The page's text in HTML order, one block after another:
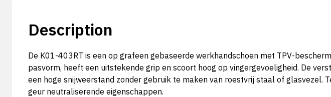
Description
De K01-403RT is een op grafeen gebaseerde werkhandschoen met TPV-
pasvorm, heeft een uitstekende grip en scoort hoog op vingergevoeligheid. De
een hoge snijweerstand zonder gebruik te maken van roestvrij staal of
geur neutraliserende eigenschappen.